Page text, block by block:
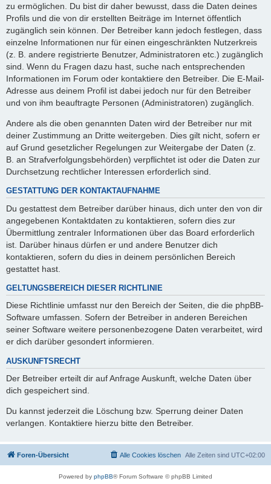
zu ermöglichen. Du bist dir daher bewusst, dass die Daten deines
Profils und die von dir erstellten Beiträge im Internet öffentlich
zugänglich sein können. Der Betreiber kann jedoch festlegen, dass
einzelne Informationen nur für einen eingeschränkten Nutzerkreis
(z. B. andere registrierte Benutzer, Administratoren etc.) zugänglich
sind. Wenn du Fragen dazu hast, suche nach entsprechenden
Informationen im Forum oder kontaktiere den Betreiber. Die E-Mail-
Adresse aus deinem Profil ist dabei jedoch nur für den Betreiber
und von ihm beauftragte Personen (Administratoren) zugänglich.
Andere als die oben genannten Daten wird der Betreiber nur mit
deiner Zustimmung an Dritte weitergeben. Dies gilt nicht, sofern er
auf Grund gesetzlicher Regelungen zur Weitergabe der Daten (z.
B. an Strafverfolgungsbehörden) verpflichtet ist oder die Daten zur
Durchsetzung rechtlicher Interessen erforderlich sind.
GESTATTUNG DER KONTAKTAUFNAHME
Du gestattest dem Betreiber darüber hinaus, dich unter den von dir
angegebenen Kontaktdaten zu kontaktieren, sofern dies zur
Übermittlung zentraler Informationen über das Board erforderlich
ist. Darüber hinaus dürfen er und andere Benutzer dich
kontaktieren, sofern du dies in deinem persönlichen Bereich
gestattet hast.
GELTUNGSBEREICH DIESER RICHTLINIE
Diese Richtlinie umfasst nur den Bereich der Seiten, die die phpBB-
Software umfassen. Sofern der Betreiber in anderen Bereichen
seiner Software weitere personenbezogene Daten verarbeitet, wird
er dich darüber gesondert informieren.
AUSKUNFTSRECHT
Der Betreiber erteilt dir auf Anfrage Auskunft, welche Daten über
dich gespeichert sind.
Du kannst jederzeit die Löschung bzw. Sperrung deiner Daten
verlangen. Kontaktiere hierzu bitte den Betreiber.
Foren-Übersicht Alle Zeiten sind UTC+02:00
Alle Cookies löschen
Powered by phpBB® Forum Software © phpBB Limited